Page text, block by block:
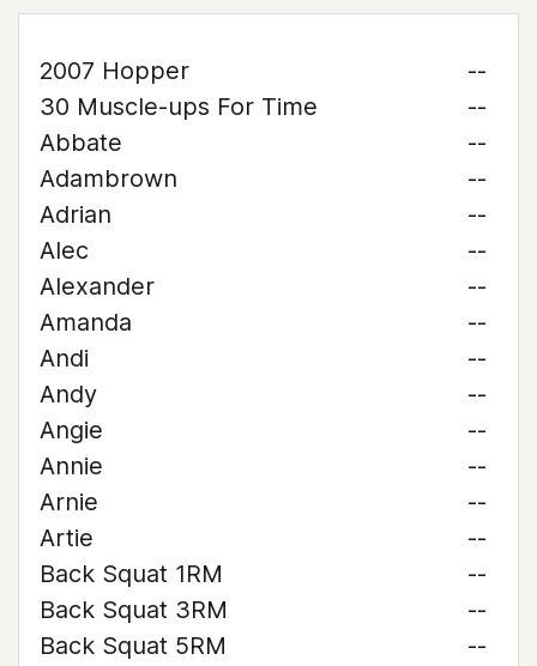
2007 Hopper
--
30 Muscle-ups For Time
--
Abbate
--
Adambrown
--
Adrian
--
Alec
--
Alexander
--
Amanda
--
Andi
--
Andy
--
Angie
--
Annie
--
Arnie
--
Artie
--
Back Squat 1RM
--
Back Squat 3RM
--
Back Squat 5RM
--